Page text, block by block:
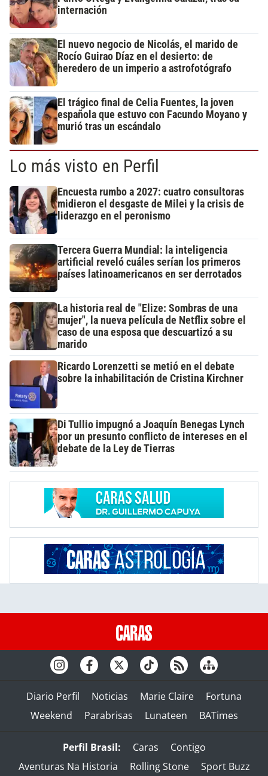
internación
El nuevo negocio de Nicolás, el marido de
Rocío Guirao Díaz en el desierto: de
heredero de un imperio a astrofotógrafo
El trágico final de Celia Fuentes, la joven
española que estuvo con Facundo Moyano y
murió tras un escándalo
Lo más visto en Perfil
Encuesta rumbo a 2027: cuatro consultoras
midieron el desgaste de Milei y la crisis de
liderazgo en el peronismo
Tercera Guerra Mundial: la inteligencia
artificial reveló cuáles serían los primeros
países latinoamericanos en ser derrotados
La historia real de "Elize: Sombras de una
mujer", la nueva película de Netflix sobre el
caso de una esposa que descuartizó a su
marido
Ricardo Lorenzetti se metió en el debate
sobre la inhabilitación de Cristina Kirchner
Di Tullio impugnó a Joaquín Benegas Lynch
por un presunto conflicto de intereses en el
debate de la Ley de Tierras
Diario Perfil Noticias Marie Claire
Fortuna
Weekend
Parabrisas Lunateen BATimes
Perfil Brasil: Caras
Contigo
Aventuras Na Historia
Rolling Stone Sport Buzz